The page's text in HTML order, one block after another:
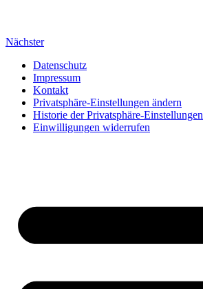
Nächster
Datenschutz
Impressum
Kontakt
Privatsphäre-Einstellungen ändern
Historie der Privatsphäre-Einstellungen
Einwilligungen widerrufen